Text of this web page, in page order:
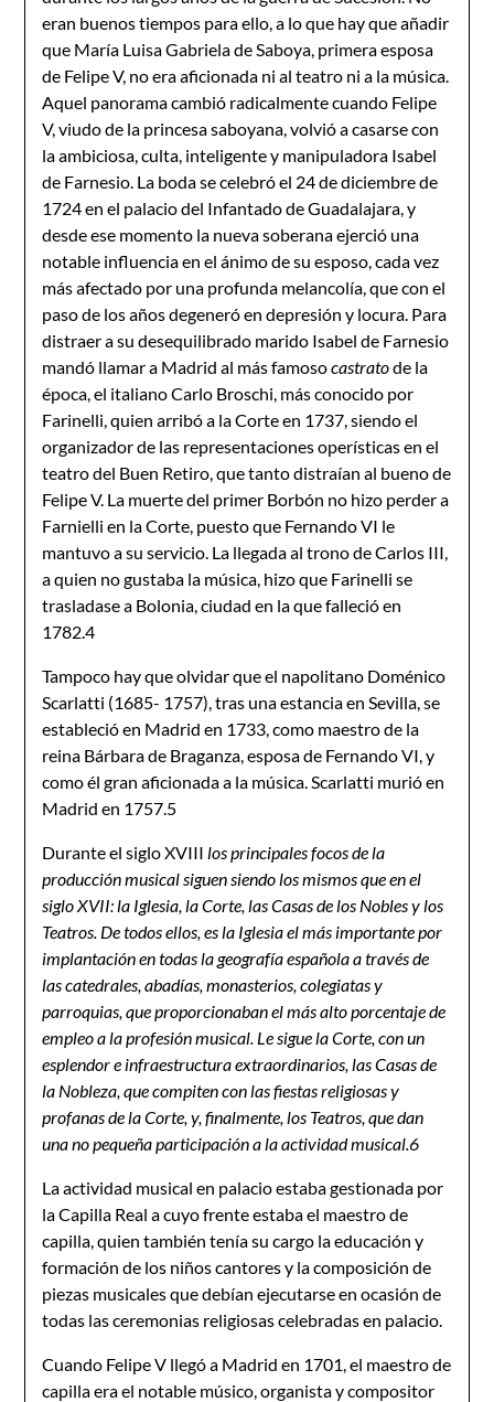
eran buenos tiempos para ello, a lo que hay que añadir
que María Luisa Gabriela de Saboya, primera esposa
de Felipe V, no era aficionada ni al teatro ni a la música.
Aquel panorama cambió radicalmente cuando Felipe
V, viudo de la princesa saboyana, volvió a casarse con
la ambiciosa, culta, inteligente y manipuladora Isabel
de Farnesio. La boda se celebró el 24 de diciembre de
1724 en el palacio del Infantado de Guadalajara, y
desde ese momento la nueva soberana ejerció una
notable influencia en el ánimo de su esposo, cada vez
más afectado por una profunda melancolía, que con el
paso de los años degeneró en depresión y locura. Para
distraer a su desequilibrado marido Isabel de Farnesio
mandó llamar a Madrid al más famosocastratode la
época, el italiano Carlo Broschi, más conocido por
Farinelli, quien arribó a la Corte en 1737, siendo el
organizador de las representaciones operísticas en el
teatro del Buen Retiro, que tanto distraían al bueno de
Felipe V. La muerte del primer Borbón no hizo perder a
Farnielli en la Corte, puesto que Fernando VI le
mantuvo a su servicio. La llegada al trono de Carlos III,
a quien no gustaba la música, hizo que Farinelli se
trasladase a Bolonia, ciudad en la que falleció en
1782.4
Tampoco hay que olvidar que el napolitano Doménico
Scarlatti (1685- 1757), tras una estancia en Sevilla, se
estableció en Madrid en 1733, como maestro de la
reina Bárbara de Braganza, esposa de Fernando VI, y
como él gran aficionada a la música. Scarlatti murió en
Madrid en 1757.5
Durante el siglo XVIIIlos principales focos de la
producción musical siguen siendo los mismos que en el
siglo XVII: la Iglesia, la Corte, las Casas de los Nobles y los
Teatros. De todos ellos, es la Iglesia el más importante por
implantación en todas la geografía española a través de
las catedrales, abadías, monasterios, colegiatas y
parroquias, que proporcionaban el más alto porcentaje de
empleo a la profesión musical. Le sigue la Corte, con un
esplendor e infraestructura extraordinarios, las Casas de
la Nobleza, que compiten con las fiestas religiosas y
profanas de la Corte, y, finalmente, los Teatros, que dan
una no pequeña participación a la actividad musical.6
La actividad musical en palacio estaba gestionada por
la Capilla Real a cuyo frente estaba el maestro de
capilla, quien también tenía su cargo la educación y
formación de los niños cantores y la composición de
piezas musicales que debían ejecutarse en ocasión de
todas las ceremonias religiosas celebradas en palacio.
Cuando Felipe V llegó a Madrid en 1701, el maestro de
capilla era el notable músico, organista y compositor